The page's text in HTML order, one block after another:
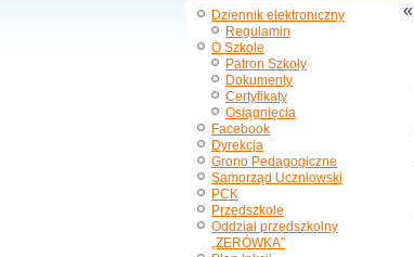
Dziennik elektroniczny
Regulamin
O Szkole
Patron Szkoły
Dokumenty
Certyfikaty
Osiągnięcia
Facebook
Dyrekcja
Grono Pedagogiczne
Samorząd Uczniowski
PCK
Przedszkole
Oddział przedszkolny
„ZERÓWKA”
«